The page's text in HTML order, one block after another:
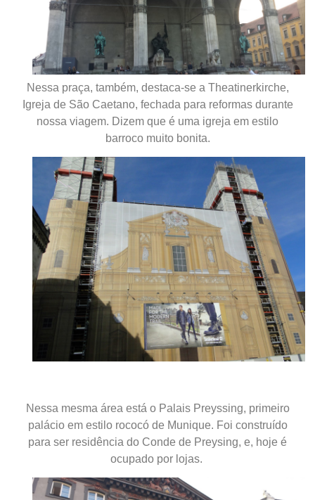
Nessa praça, também, destaca-se a Theatinerkirche,
Igreja de São Caetano, fechada para reformas durante
nossa viagem. Dizem que é uma igreja em estilo
barroco muito bonita.
Nessa mesma área está o Palais Preyssing, primeiro
palácio em estilo rococó de Munique. Foi construído
para ser residência do Conde de Preysing, e, hoje é
ocupado por lojas.